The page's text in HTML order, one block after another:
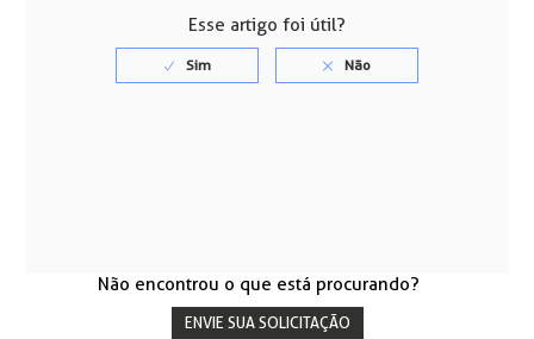
Esse artigo foi útil?
Não encontrou o que está procurando?
ENVIE SUA SOLICITAÇÃO